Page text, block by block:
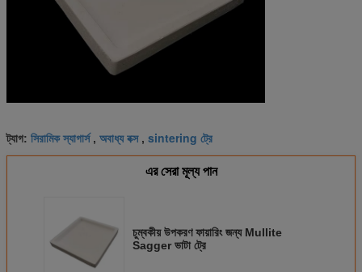
ট্যাগ: সিরামিক স্যাগার্স, অবাধ্য বক্স, sintering ট্রে
এর সেরা মূল্য পান
চুম্বকীয় উপকরণ ফায়ারিং জন্য Mullite
Sagger ভাটা ট্রে